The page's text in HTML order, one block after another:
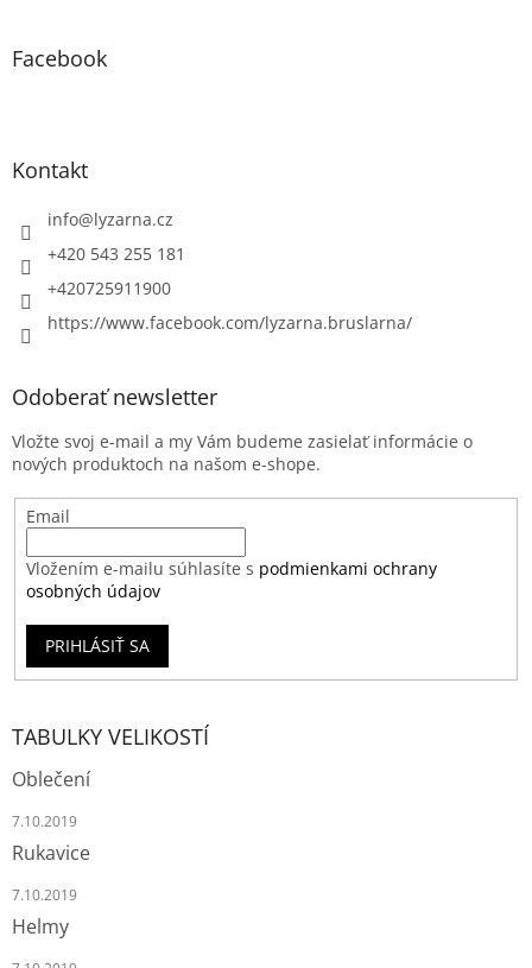
Facebook
Kontakt
info@lyzarna.cz
+420 543 255 181
+420725911900
https://www.facebook.com/lyzarna.bruslarna/
Odoberať newsletter
Vložte svoj e-mail a my Vám budeme zasielať informácie o
nových produktoch na našom e-shope.
Email
Vložením e-mailu súhlasíte s podmienkami ochrany
osobných údajov
PRIHLÁSIŤ SA
TABULKY VELIKOSTÍ
Oblečení
7.10.2019
Rukavice
7.10.2019
Helmy